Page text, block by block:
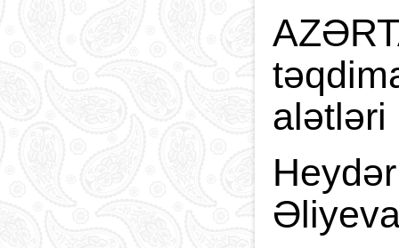
alətləri